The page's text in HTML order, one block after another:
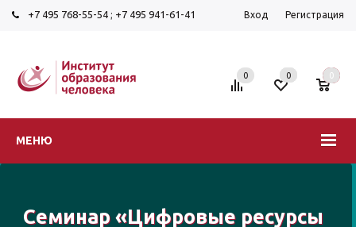
+7 495 768-55-54 ; +7 495 941-61-41 Вход Регистрация
МЕНЮ
0 0 0
Семинар «Цифровые ресурсы